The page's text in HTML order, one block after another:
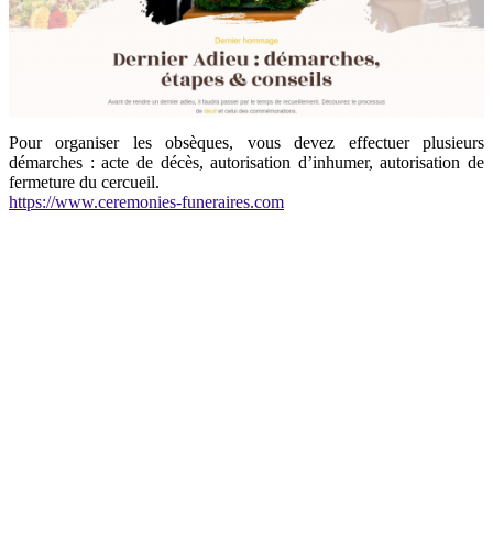
Pour organiser les obsèques, vous devez effectuer plusieurs
démarches : acte de décès, autorisation d’inhumer, autorisation de
fermeture du cercueil.
https://www.ceremonies-funeraires.com